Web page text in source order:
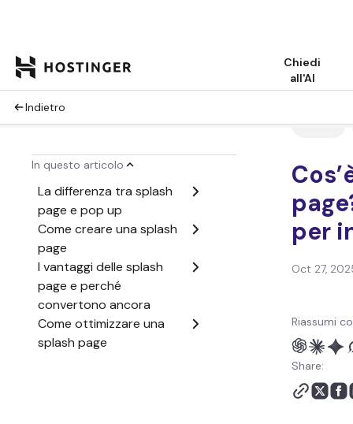
Indietro
In questo articolo
La differenza tra splash
page e landing page
La differenza tra splash
La differenza tra splash
page e pop up
Come creare una splash
page
I vantaggi delle splash
page e perché
convertono ancora
Come ottimizzare una
splash page
Cosa rende una splash
page efficace?
Tutorial
per
Oct 27,
Riassumi
Share: